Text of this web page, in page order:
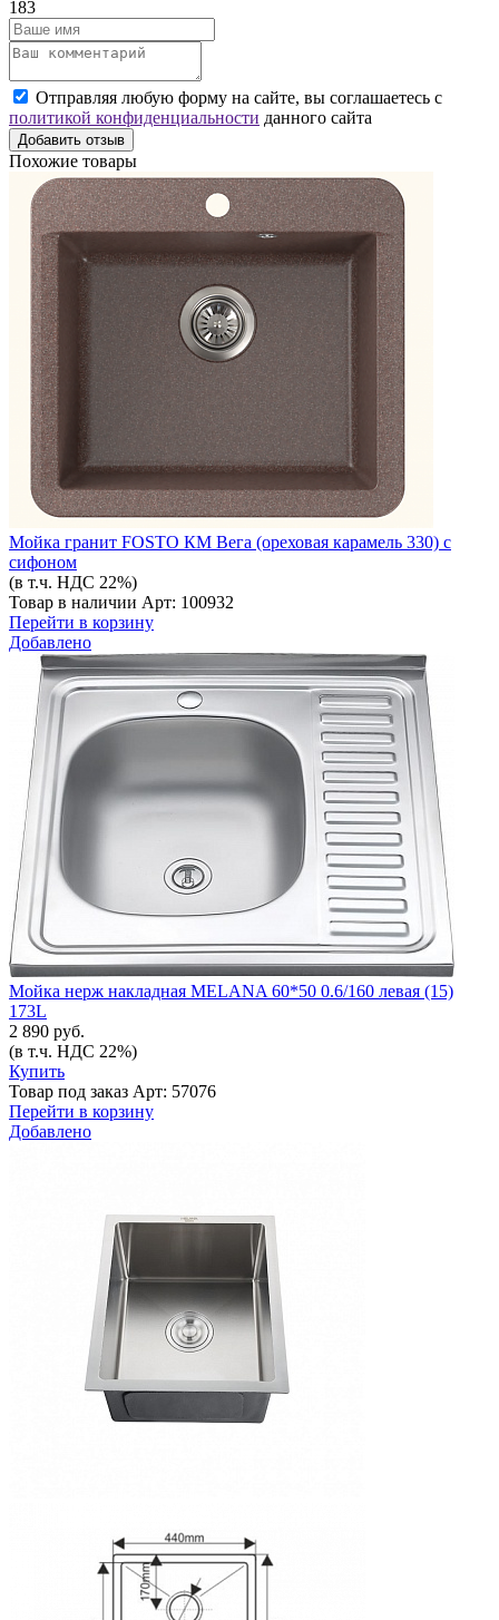
183
Отправляя любую форму на сайте, вы соглашаетесь с
политикой конфиденциальности данного сайта
Добавить отзыв
Похожие товары
Мойка гранит FOSTO КМ Вега (ореховая карамель 330) с
сифоном
(в т.ч. НДС 22%)
Товар в наличии Арт: 100932
Перейти в корзину
Добавлено
Мойка нерж накладная MELANA 60*50 0.6/160 левая (15)
173L
2 890 руб.
(в т.ч. НДС 22%)
Купить
Товар под заказ Арт: 57076
Перейти в корзину
Добавлено